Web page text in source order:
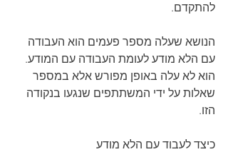
להתקדם.
הנושא שעלה מספר פעמים הוא העבודה
עם הלא מודע לעומת העבודה עם המודע.
הוא לא עלה באופן מפורש אלא במספר
שאלות על ידי המשתתפים שנגעו בנקודה
הזו.
כיצד לעבוד עם הלא מודע